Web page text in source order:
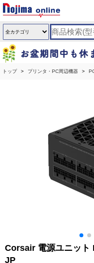
トップ プリンタ・PC周辺機器
Corsair 電源ユニット
JP